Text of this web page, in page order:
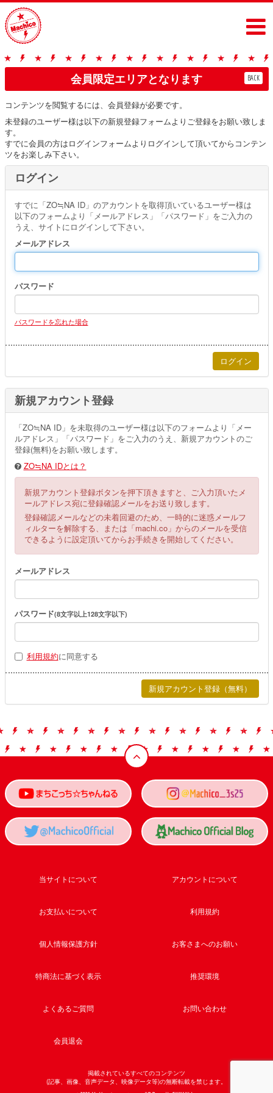
会員限定エリアとなります BACK
コンテンツを閲覧するには、会員登録が必要です。
未登録のユーザー様は以下の新規登録フォームよりご登録をお願い致しま
す。
すでに会員の方はログインフォームよりログインして頂いてからコンテン
ツをお楽しみ下さい。
ログイン
すでに「ZO≒NA ID」のアカウントを取得頂いているユーザー様は
以下のフォームより「メールアドレス」「パスワード」をご入力の
うえ、サイトにログインして下さい。
メールアドレス
パスワード
パスワードを忘れた場合
新規アカウント登録
「ZO≒NA ID」を未取得のユーザー様は以下のフォームより「メー
ルアドレス」「パスワード」をご入力のうえ、新規アカウントのご
登録(無料)をお願い致します。
ZO≒NA IDとは？
新規アカウント登録ボタンを押下頂きますと、ご入力頂いたメ
ールアドレス宛に登録確認メールをお送り致します。
登録確認メールなどの未着回避のため、一時的に迷惑メールフ
ィルターを解除する、または「machi.co」からのメールを受信
できるように設定頂いてからお手続きを開始してください。
メールアドレス
パスワード(8文字以上128文字以下)
利用規約に同意する
当サイトについて アカウントについて
お支払いについて 利用規約
個人情報保護方針 お客さまへのお願い
特商法に基づく表示 推奨環境
よくあるご質問 お問い合わせ
会員退会
掲載されているすべてのコンテンツ
(記事、画像、音声データ、映像データ等)の無断転載を禁じます。